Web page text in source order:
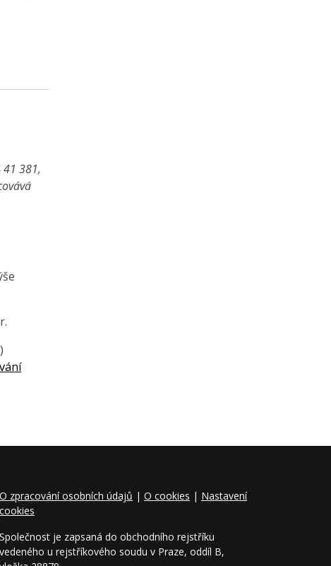
381,
O zpracování osobních údajů | O cookies | Nastavení
cookies
Společnost je zapsaná do obchodního rejstříku
vedeného u rejstříkového soudu v Praze, oddíl B,